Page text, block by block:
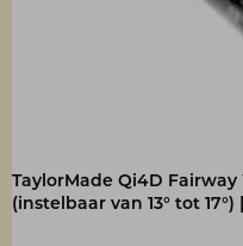
TaylorMade Qi4D Fairway
(instelbaar van 13° tot